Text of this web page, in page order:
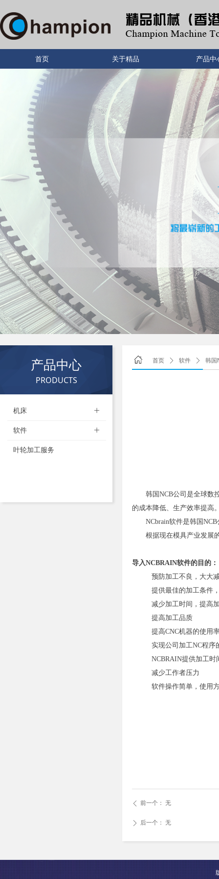
首页 关于精品 产品中
产品中心
PRODUCTS
ꄶ
机床
ꄶ
软件
叶轮加工服务
首页 ꄲ 软件 ꄲ 韩国
韩国NCB公司是全球数控
的成本降低、生产效率提高
NCbrain软件是韩国NCB
根据现在模具产业发展的
导入NCBRAIN软件的目的：
预防加工不良，大大
提供最佳的加工条件
减少加工时间，提高
提高加工品质
提高CNC机器的使用
实现公司加工NC程序
NCBRAIN提供加工时
减少工作者压力
软件操作简单，使用
ꄴ 前一个： 无
ꄲ 后一个： 无